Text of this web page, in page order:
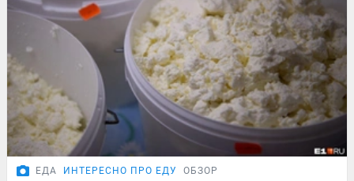
ЕДА ИНТЕРЕСНО ПРО ЕДУ ОБЗОР